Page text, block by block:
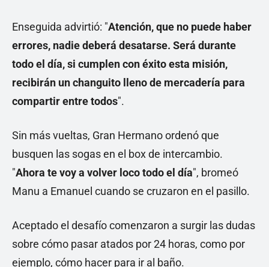
Enseguida advirtió: "Atención, que no puede haber
errores, nadie deberá desatarse. Será durante
todo el día, si cumplen con éxito esta misión,
recibirán un changuito lleno de mercadería para
compartir entre todos".
Sin más vueltas, Gran Hermano ordenó que
busquen las sogas en el box de intercambio.
"Ahora te voy a volver loco todo el día", bromeó
Manu a Emanuel cuando se cruzaron en el pasillo.
Aceptado el desafío comenzaron a surgir las dudas
sobre cómo pasar atados por 24 horas, como por
ejemplo, cómo hacer para ir al baño.